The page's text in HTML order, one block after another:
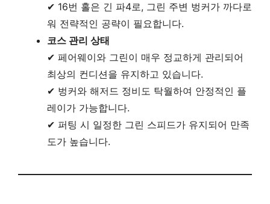
✔ 16번 홀은 긴 파4로, 그린 주변 벙커가 까다로
워 전략적인 공략이 필요합니다.
코스 관리 상태
✔ 페어웨이와 그린이 매우 정교하게 관리되어
최상의 컨디션을 유지하고 있습니다.
✔ 벙커와 해저드 정비도 탁월하여 안정적인 플
레이가 가능합니다.
✔ 퍼팅 시 일정한 그린 스피드가 유지되어 만족
도가 높습니다.